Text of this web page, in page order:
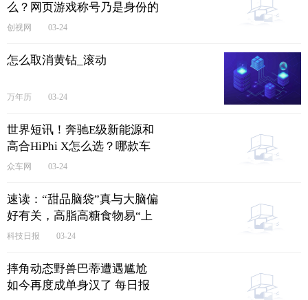
么？网页游戏称号乃是身份的
象征吗？
创视网 03-24
怎么取消黄钻_滚动
万年历 03-24
世界短讯！奔驰E级新能源和
高合HiPhi X怎么选？哪款车
的优惠力度更大？
众车网 03-24
速读：“甜品脑袋”真与大脑偏
好有关，高脂高糖食物易“上
瘾”原因揭示
科技日报 03-24
摔角动态野兽巴蒂遭遇尴尬
如今再度成单身汉了 每日报